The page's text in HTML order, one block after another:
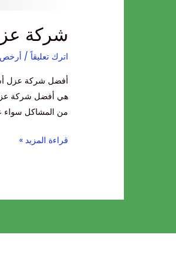
شركة
اترك تعليقاً /
أفضل شركة عزل
هي أفضل شركة عزل
من المشاكل
قراءة المزيد »